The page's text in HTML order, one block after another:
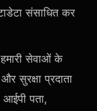
संसाधित कर
सेवाओं के
सुरक्षा प्रदाता
पता,